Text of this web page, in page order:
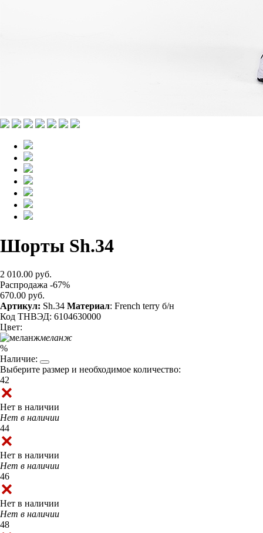
Шорты Sh.34
2 010.00 руб.
Распродажа -67%
670.00 руб.
Артикул: Sh.34 Материал: French terry б/н
Код ТНВЭД: 6104630000
Цвет:
меланж
%
Наличие:
Выберите размер и необходимое количество:
42
Нет в наличии
Нет в наличии
44
Нет в наличии
Нет в наличии
46
Нет в наличии
Нет в наличии
48